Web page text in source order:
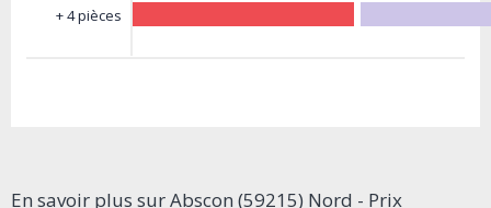
+ 4 pièces
En savoir plus sur Abscon (59215) Nord - Prix